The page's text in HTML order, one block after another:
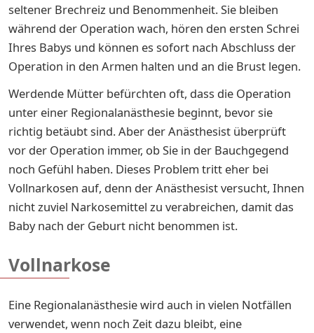
seltener Brechreiz und Benommenheit. Sie bleiben
während der Operation wach, hören den ersten Schrei
Ihres Babys und können es sofort nach Abschluss der
Operation in den Armen halten und an die Brust legen.
Werdende Mütter befürchten oft, dass die Operation
unter einer Regionalanästhesie beginnt, bevor sie
richtig betäubt sind. Aber der Anästhesist überprüft
vor der Operation immer, ob Sie in der Bauchgegend
noch Gefühl haben. Dieses Problem tritt eher bei
Vollnarkosen auf, denn der Anästhesist versucht, Ihnen
nicht zuviel Narkosemittel zu verabreichen, damit das
Baby nach der Geburt nicht benommen ist.
Vollnarkose
Eine Regionalanästhesie wird auch in vielen Notfällen
verwendet, wenn noch Zeit dazu bleibt, eine